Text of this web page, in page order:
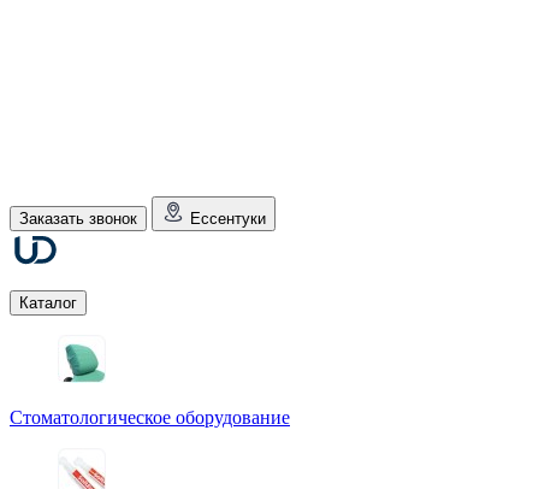
Заказать звонок Ессентуки
Каталог
Стоматологическое оборудование